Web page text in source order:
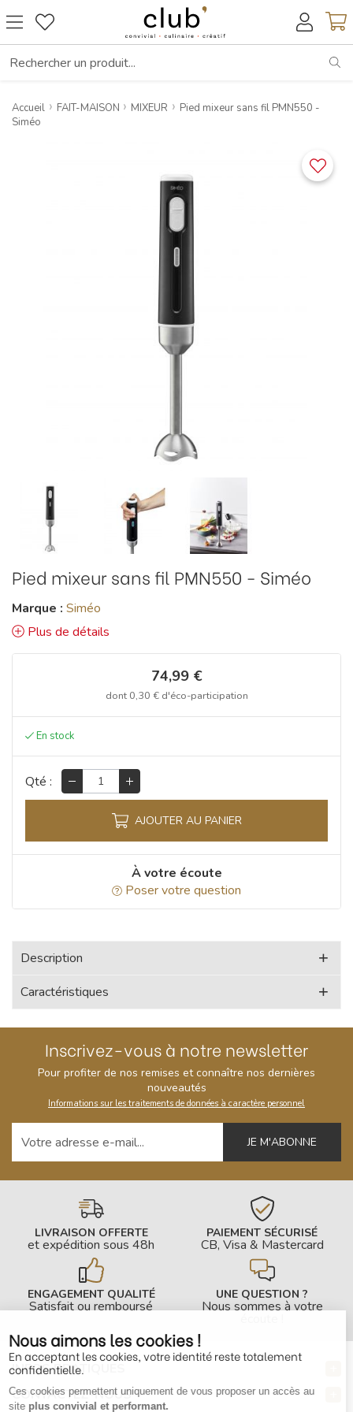
Accueil FAIT-MAISON MIXEUR
Pied mixeur sans fil PMN550 -
Siméo
Pied mixeur sans fil PMN550 - Siméo
Marque : Siméo
Plus de détails
74,99 €
dont 0,30 €d'éco-participation
Qté :
AJOUTER AU PANIER
À votre écoute
Poser votre question
Description
Caractéristiques
Inscrivez-vous à notre newsletter
Pour profiter de nos remises et connaître nos dernières
nouveautés
Informations sur les traitements de données à caractère personnel
LIVRAISON OFFERTE
et expédition sous 48h
PAIEMENT SÉCURISÉ
CB, Visa & Mastercard
ENGAGEMENT QUALITÉ
Satisfait ou remboursé
UNE QUESTION ?
Nous sommes à votre
INFOS PRATIQUES
CONTACTEZ-NOUS
Nous aimons les cookies !
En acceptant les cookies, votre identité reste totalement
confidentielle.
Ces cookies permettent uniquement de vous proposer un accès au
siteplus convivial et performant.